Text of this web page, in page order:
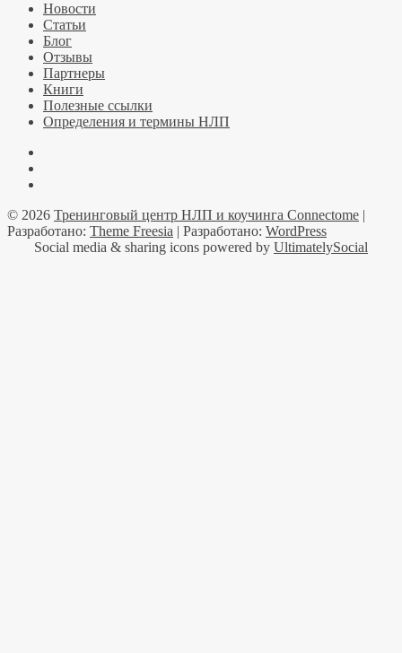
Новости
Статьи
Блог
Отзывы
Партнеры
Книги
Полезные ссылки
Определения и термины НЛП
© 2026 Тренинговый центр НЛП и коучинга Connectome |
Разработано: Theme Freesia | Разработано: WordPress
Social media & sharing icons powered by UltimatelySocial